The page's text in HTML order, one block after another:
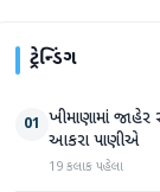
ટ્રેન્ડિંગ
01 ખીમાણામાં જાહેર
આકરા પાણીએ
19 કલાક પહેલા